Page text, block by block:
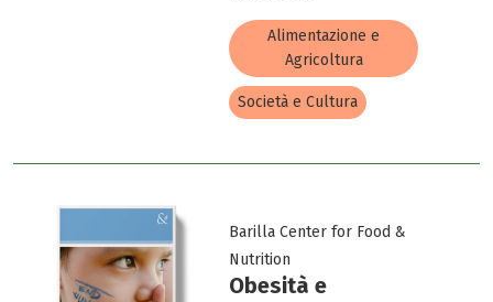
Alimentazione e
Agricoltura
Società e Cultura
Barilla Center for Food &
Nutrition
Obesità e